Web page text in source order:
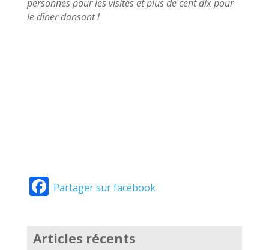
personnes pour les visites et plus de cent dix pour
le dîner dansant !
Facebook
Partager sur facebook
Articles récents